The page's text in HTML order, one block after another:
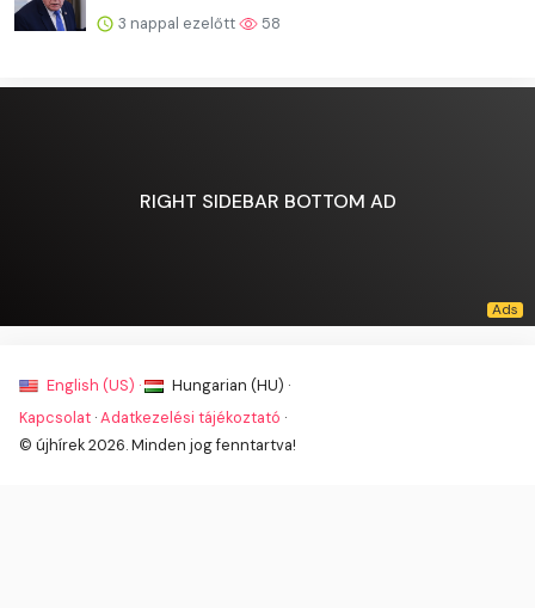
3 nappal ezelőtt 58
RIGHT SIDEBAR BOTTOM AD
English (US) ·
Hungarian (HU) ·
Kapcsolat ·Adatkezelési tájékoztató ·
© újhírek 2026. Minden jog fenntartva!